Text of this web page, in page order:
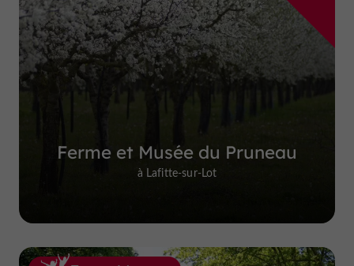
Ferme et Musée du Pruneau
à Lafitte-sur-Lot